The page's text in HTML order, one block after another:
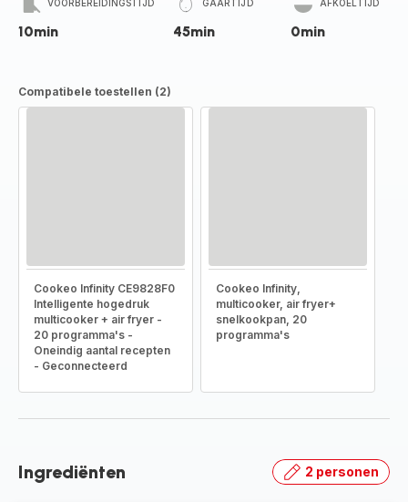
VOORBEREIDINGSTIJD
10min
GAARTIJD
45min
AFKOELTIJD
0min
Compatibele toestellen (2)
Cookeo Infinity CE9828F0
Intelligente hogedruk
multicooker + air fryer -
20 programma's -
Oneindig aantal recepten
- Geconnecteerd
Cookeo Infinity,
multicooker, air fryer+
snelkookpan, 20
programma's
Ingrediënten 2 personen